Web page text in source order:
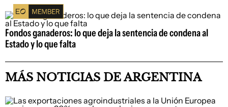
Fondos ganaderos: lo que deja la sentencia de condena al
Estado y lo que falta
MÁS NOTICIAS DE ARGENTINA